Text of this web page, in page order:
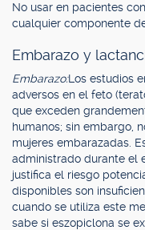
No usar en pacientes
cualquier componente
Embarazo y
Embarazo:Los estudios
adversos en el feto
que exceden
humanos; sin embargo,
mujeres embarazadas.
administrado durante el
justifica el riesgo
disponibles son
cuando se utiliza este
sabe si eszopiclona se